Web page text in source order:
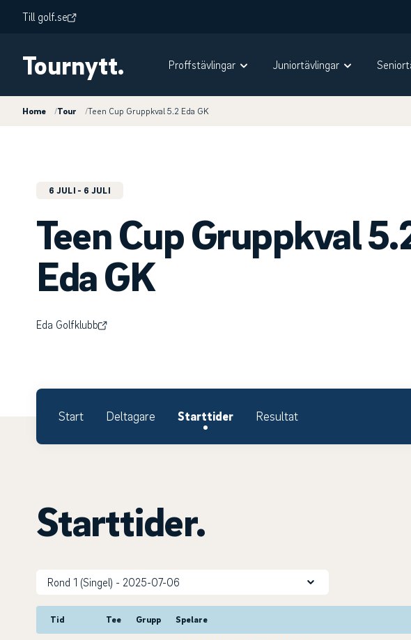
Till golf.se
Tournytt. Proffstävlingar Juniortävlingar
Home /Tour /Teen Cup Gruppkval 5.2 Eda GK
6 JULI - 6 JULI
Teen Cup Gruppkval
Eda GK
Eda Golfklubb
Start Deltagare Starttider Resultat
Starttider.
Tid Tee Grupp Spelare